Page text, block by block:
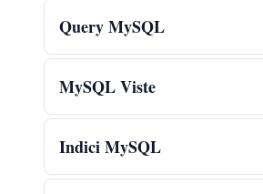
Query MySQL
MySQL Viste
Indici MySQL